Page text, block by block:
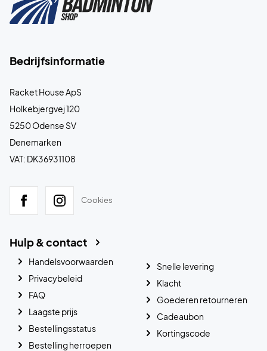
Bedrijfsinformatie
Racket House ApS
Holkebjergvej 120
5250 Odense SV
Denemarken
VAT: DK36931108
Cookies
Hulp & contact
Handelsvoorwaarden
Privacybeleid
FAQ
Laagste prijs
Bestellingsstatus
Bestelling herroepen
Snelle levering
Klacht
Goederen retourneren
Cadeaubon
Kortingscode